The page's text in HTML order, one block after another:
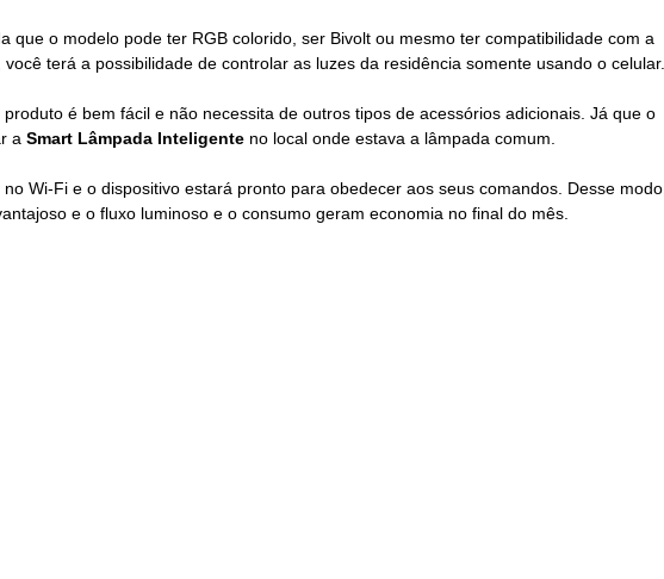
que o modelo pode ter RGB colorido, ser Bivolt ou mesmo ter compatibilidade com a
você terá a possibilidade de controlar as luzes da residência somente usando o celular.
é bem fácil e não necessita de outros tipos de acessórios adicionais. Já que o
a Smart Lâmpada Inteligente no local onde estava a lâmpada comum.
Wi-Fi e o dispositivo estará pronto para obedecer aos seus comandos. Desse modo,
e o fluxo luminoso e o consumo geram economia no final do mês.